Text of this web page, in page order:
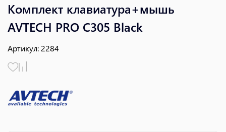
Комплект клавиатура+мышь
AVTECH PRO C305 Black
Артикул: 2284